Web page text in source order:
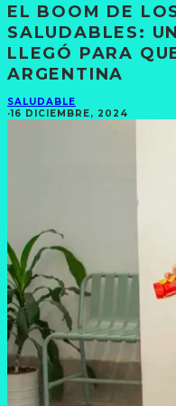
EL BOOM DE
SALUDABLES:
LLEGÓ PARA
ARGENTINA
SALUDABLE
·16 DICIEMBRE, 2024